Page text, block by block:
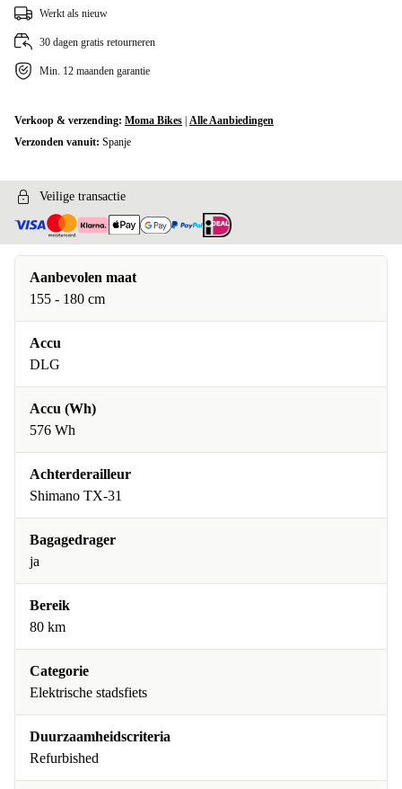
Werkt als nieuw
30 dagen gratis retourneren
Min. 12 maanden garantie
Verkoop & verzending: Moma Bikes Alle Aanbiedingen
Verzonden vanuit: Spanje
Veilige transactie
Aanbevolen maat
155 - 180 cm
Accu
DLG
Accu (Wh)
576 Wh
Achterderailleur
Shimano TX-31
Bagagedrager
ja
Bereik
80 km
Categorie
Elektrische stadsfiets
Duurzaamheidscriteria
Refurbished